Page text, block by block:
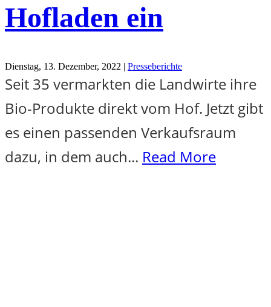
Hofladen ein
Dienstag, 13. Dezember, 2022 | Presseberichte
Seit 35 vermarkten die Landwirte ihre
Bio-Produkte direkt vom Hof. Jetzt gibt
es einen passenden Verkaufsraum
dazu, in dem auch... Read More